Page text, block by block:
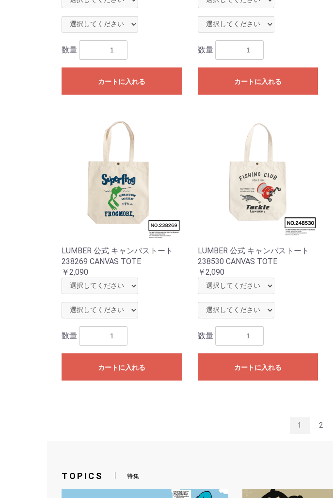
数量
カートに入れる
数量
カートに入れる
LUMBER 公式 キャンバストート
238269 CANVAS TOTE
￥2,090
数量
カートに入れる
LUMBER 公式 キャンバストート
238530 CANVAS TOTE
￥2,090
数量
カートに入れる
1 2
TOPICS 特集